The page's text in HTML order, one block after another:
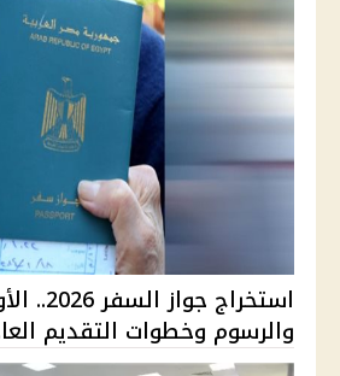
استخراج
والرسوم وخطوات التقديم